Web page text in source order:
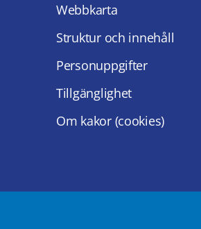
Webbkarta
Struktur och innehåll
Personuppgifter
Tillgänglighet
Om kakor (cookies)